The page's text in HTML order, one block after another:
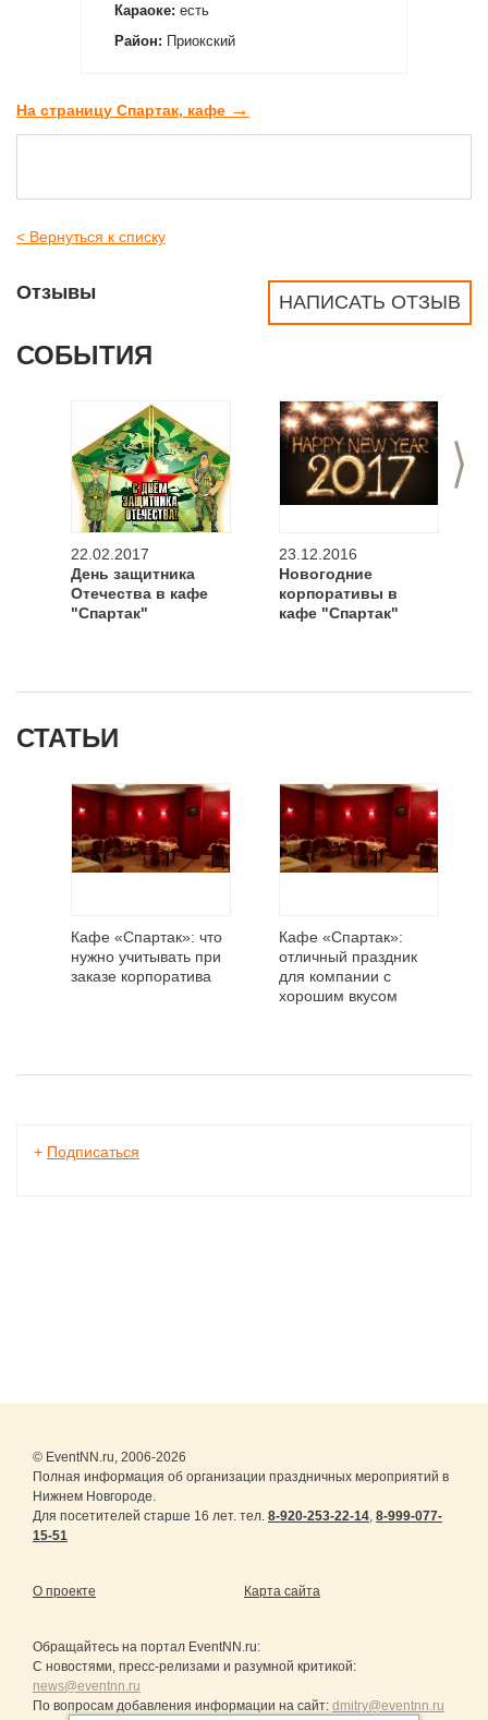
Караоке: есть
Район: Приокский
На страницу Спартак, кафе →
< Вернуться к списку
НАПИСАТЬ ОТЗЫВ
Отзывы
СОБЫТИЯ
>
22.02.2017
День защитника
Отечества в кафе
"Спартак"
23.12.2016
Новогодние
корпоративы в
кафе "Спартак"
СТАТЬИ
Кафе «Спартак»: что
нужно учитывать при
заказе корпоратива
Кафе «Спартак»:
отличный праздник
для компании с
хорошим вкусом
+ Подписаться
© EventNN.ru, 2006-2026
Полная информация об организации праздничных мероприятий в
Нижнем Новгороде.
Для посетителей старше 16 лет. тел. 8-920-253-22-14, 8-999-077-
15-51
О проекте Карта сайта
Обращайтесь на портал EventNN.ru:
С новостями, пресс-релизами и разумной критикой:
news@eventnn.ru
По вопросам добавления информации на сайт: dmitry@eventnn.ru